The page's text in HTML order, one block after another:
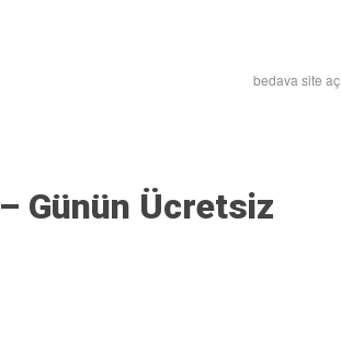
bedava site aç
Günün Ücretsiz